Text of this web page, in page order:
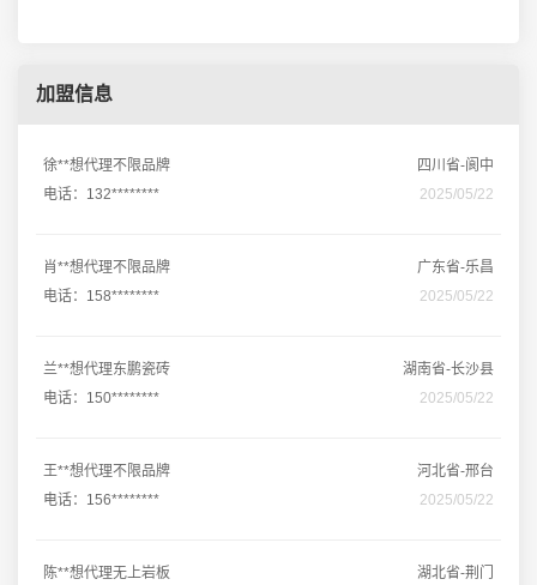
加盟信息
徐**想代理不限品牌
四川省-阆中
电话：132********
2025/05/22
肖**想代理不限品牌
广东省-乐昌
电话：158********
2025/05/22
兰**想代理东鹏瓷砖
湖南省-长沙县
电话：150********
2025/05/22
王**想代理不限品牌
河北省-邢台
电话：156********
2025/05/22
陈**想代理无上岩板
湖北省-荆门